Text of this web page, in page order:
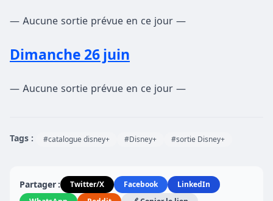
— Aucune sortie prévue en ce jour —
Dimanche 26 juin
— Aucune sortie prévue en ce jour —
Tags : #catalogue disney+ #Disney+ #sortie Disney+
Partager : Twitter/X Facebook
LinkedIn